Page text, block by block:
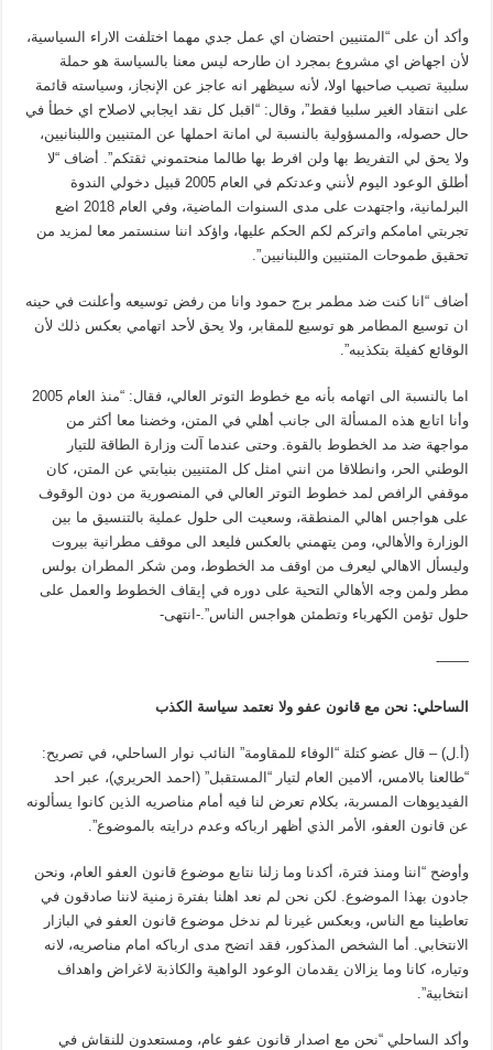
وأكد أن على “المتنيين احتضان اي عمل جدي مهما اختلفت الاراء السياسية،
لأن اجهاض اي مشروع بمجرد ان طارحه ليس معنا بالسياسة هو حملة
سلبية تصيب صاحبها اولا، لأنه سيظهر انه عاجز عن الإنجاز، وسياسته قائمة
على انتقاد الغير سلبيا فقط”، وقال: “اقبل كل نقد ايجابي لاصلاح اي خطأ في
حال حصوله، والمسؤولية بالنسبة لي امانة احملها عن المتنيين واللبنانيين،
ولا يحق لي التفريط بها ولن افرط بها طالما منحتموني ثقتكم”. أضاف “لا
أطلق الوعود اليوم لأنني وعدتكم في العام 2005 قبيل دخولي الندوة
البرلمانية، واجتهدت على مدى السنوات الماضية، وفي العام 2018 اضع
تجربتي امامكم واتركم لكم الحكم عليها، واؤكد اننا سنستمر معا لمزيد من
تحقيق طموحات المتنيين واللبنانيين”.
أضاف “انا كنت ضد مطمر برج حمود وانا من رفض توسيعه وأعلنت في حينه
ان توسيع المطامر هو توسيع للمقابر، ولا يحق لأحد اتهامي بعكس ذلك لأن
الوقائع كفيلة بتكذيبه”.
اما بالنسبة الى اتهامه بأنه مع خطوط التوتر العالي، فقال: “منذ العام 2005
وأنا اتابع هذه المسألة الى جانب أهلي في المتن، وخضنا معا أكثر من
مواجهة ضد مد الخطوط بالقوة. وحتى عندما آلت وزارة الطاقة للتيار
الوطني الحر، وانطلاقا من انني امثل كل المتنيين بنيابتي عن المتن، كان
موقفي الرافص لمد خطوط التوتر العالي في المنصورية من دون الوقوف
على هواجس اهالي المنطقة، وسعيت الى حلول عملية بالتنسيق ما بين
الوزارة والأهالي، ومن يتهمني بالعكس فليعد الى موقف مطرانية بيروت
وليسأل الاهالي ليعرف من اوقف مد الخطوط، ومن شكر المطران بولس
مطر ولمن وجه الأهالي التحية على دوره في إيقاف الخطوط والعمل على
حلول تؤمن الكهرباء وتطمئن هواجس الناس”.-انتهى-
——-
الساحلي: نحن مع قانون عفو ولا نعتمد سياسة الكذب
(أ.ل) – قال عضو كتلة “الوفاء للمقاومة” النائب نوار الساحلي، في تصريح:
“طالعنا بالامس، ألامين العام لتيار “المستقبل” (احمد الحريري)، عبر احد
الفيديوهات المسربة، بكلام تعرض لنا فيه أمام مناصريه الذين كانوا يسألونه
عن قانون العفو، الأمر الذي أظهر ارباكه وعدم درايته بالموضوع”.
وأوضح “اننا ومنذ فترة، أكدنا وما زلنا نتابع موضوع قانون العفو العام، ونحن
جادون بهذا الموضوع. لكن نحن لم نعد اهلنا بفترة زمنية لاننا صادقون في
تعاطينا مع الناس، وبعكس غيرنا لم ندخل موضوع قانون العفو في البازار
الانتخابي. أما الشخص المذكور، فقد اتضح مدى ارباكه امام مناصريه، لانه
وتياره، كانا وما يزالان يقدمان الوعود الواهية والكاذبة لاغراض واهداف
انتخابية”.
وأكد الساحلي “نحن مع اصدار قانون عفو عام، ومستعدون للنقاش في